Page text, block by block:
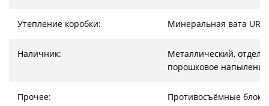
Утепление коробки: Минеральная вата
Наличник:
Металлический,
порошковое напыление
Прочее: Противосъёмные